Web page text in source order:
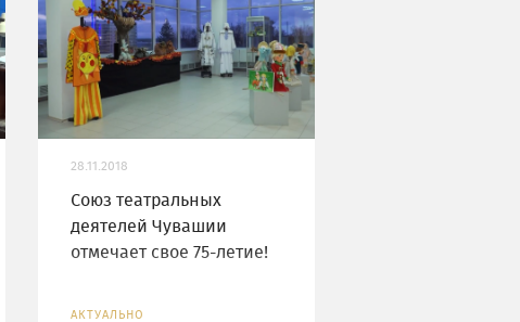
28.11.2018
Союз театральных
деятелей Чувашии
отмечает свое 75-летие!
АКТУАЛЬНО